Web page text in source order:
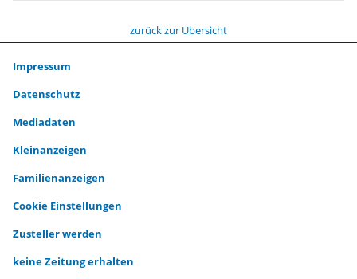
zurück zur Übersicht
Impressum
Datenschutz
Mediadaten
Kleinanzeigen
Familienanzeigen
Cookie Einstellungen
Zusteller werden
keine Zeitung erhalten